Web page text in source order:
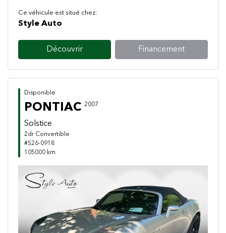
Ce véhicule est situé chez:
Style Auto
Découvrir Financement
Disponible
PONTIAC 2007
Solstice
2dr Convertible
#S26-0918
105000 km